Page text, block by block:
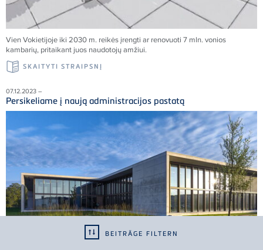
BEITRÄGE FILTERN
Vien Vokietijoje iki 2030 m. reikės įrengti ar renovuoti 7 mln. vonios
kambarių, pritaikant juos naudotojų amžiui.
SKAITYTI STRAIPSNĮ
07.12.2023 –
Persikeliame į naują administracijos pastatą